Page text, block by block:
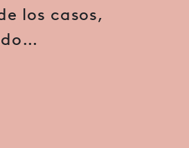
los casos,